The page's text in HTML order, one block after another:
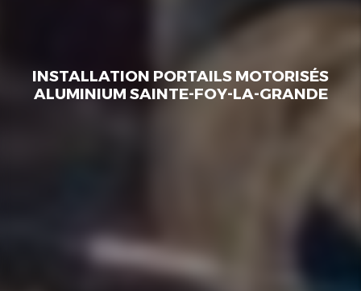
INSTALLATION PORTAILS MOTORISÉS
ALUMINIUM SAINTE-FOY-LA-GRANDE